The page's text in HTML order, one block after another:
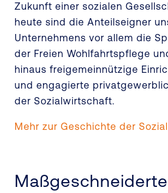
Zukunft einer sozialen
heute sind die Anteilseigner
Unternehmens vor allem die
der Freien Wohlfahrtspflege
hinaus freigemeinnützige
und engagierte
der Sozialwirtschaft.
Mehr zur Geschichte der
Maßgeschneiderte